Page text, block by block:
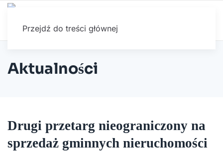
Przejdź do treści głównej
Aktualności
Drugi przetarg nieograniczony na
sprzedaż gminnych nieruchomości